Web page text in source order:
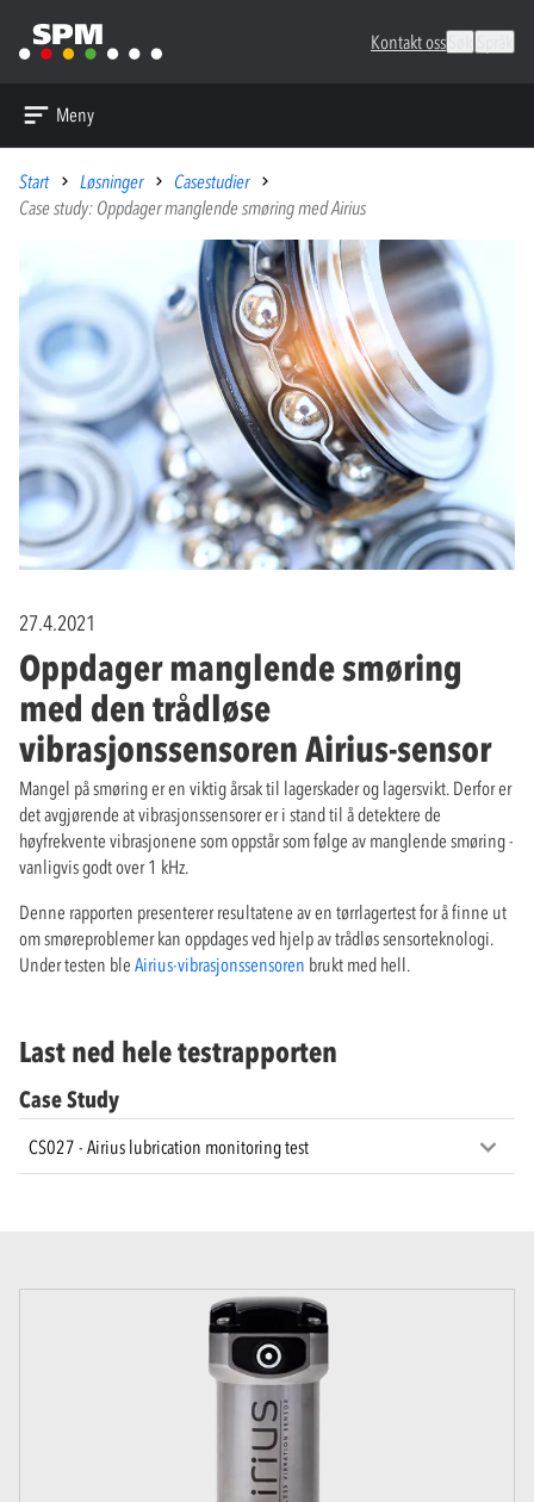
Kontakt oss
Meny
Start Løsninger
Casestudier
Case study: Oppdager manglende smøring med Airius
27.4.2021
Oppdager manglende smøring
med den trådløse
vibrasjonssensoren Airius-sensor
Mangel på smøring er en viktig årsak til lagerskader og lagersvikt. Derfor er
det avgjørende at vibrasjonssensorer er i stand til å detektere de
høyfrekvente vibrasjonene som oppstår som følge av manglende smøring -
vanligvis godt over 1 kHz.
Denne rapporten presenterer resultatene av en tørrlagertest for å finne ut
om smøreproblemer kan oppdages ved hjelp av trådløs sensorteknologi.
Under testen ble Airius-vibrasjonssensoren brukt med hell.
Last ned hele testrapporten
Case Study
CS027 - Airius lubrication monitoring test